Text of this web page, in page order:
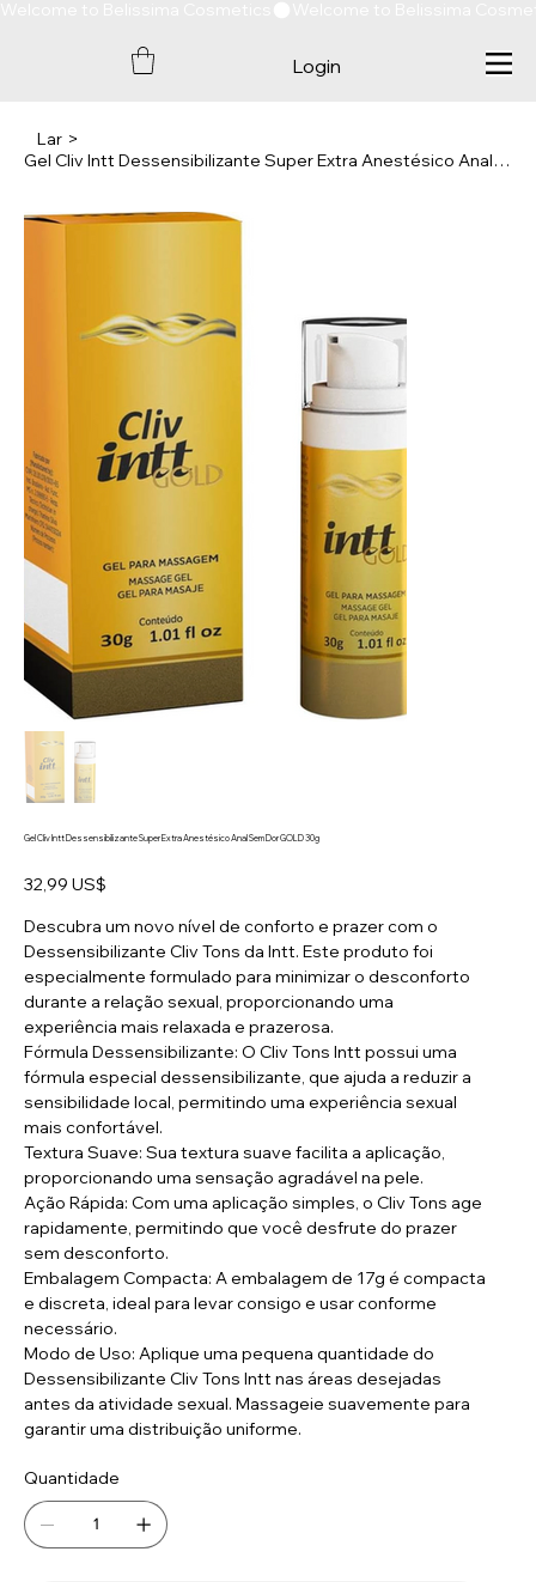
Login
Lar >
Gel Cliv Intt Dessensibilizante Super Extra Anestésico Anal Sem Dor GOLD 30g
Gel Cliv Intt Dessensibilizante Super Extra Anestésico Anal Sem Dor GOLD 30g
Preço
32,99 US$
Descubra um novo nível de conforto e prazer com o
Dessensibilizante Cliv Tons da Intt. Este produto foi
especialmente formulado para minimizar o desconforto
durante a relação sexual, proporcionando uma
experiência mais relaxada e prazerosa.
Fórmula Dessensibilizante: O Cliv Tons Intt possui uma
fórmula especial dessensibilizante, que ajuda a reduzir a
sensibilidade local, permitindo uma experiência sexual
mais confortável.
Textura Suave: Sua textura suave facilita a aplicação,
proporcionando uma sensação agradável na pele.
Ação Rápida: Com uma aplicação simples, o Cliv Tons age
rapidamente, permitindo que você desfrute do prazer
sem desconforto.
Embalagem Compacta: A embalagem de 17g é compacta
e discreta, ideal para levar consigo e usar conforme
necessário.
Modo de Uso: Aplique uma pequena quantidade do
Dessensibilizante Cliv Tons Intt nas áreas desejadas
antes da atividade sexual. Massageie suavemente para
garantir uma distribuição uniforme.
Quantidade